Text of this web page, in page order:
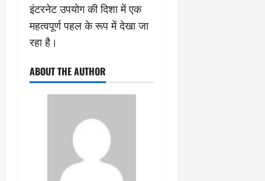
इंटरनेट उपयोग की दिशा में एक
महत्वपूर्ण पहल के रूप में देखा जा
रहा है।
ABOUT THE AUTHOR